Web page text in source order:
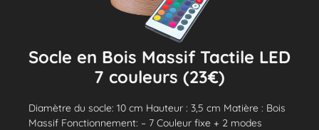
Socle en Bois Massif Tactile LED
7 couleurs (23€)
Diamètre du socle: 10 cm Hauteur : 3,5 cm Matière : Bois
Massif Fonctionnement: – 7 Couleur fixe + 2 modes